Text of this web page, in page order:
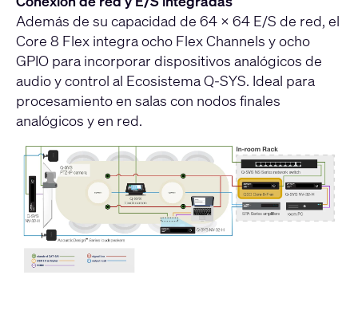
Además de su capacidad de 64 × 64 E/S de red, el
Core 8 Flex integra ocho Flex Channels y ocho
GPIO para incorporar dispositivos analógicos de
audio y control al Ecosistema Q-SYS. Ideal para
procesamiento en salas con nodos finales
analógicos y en red.